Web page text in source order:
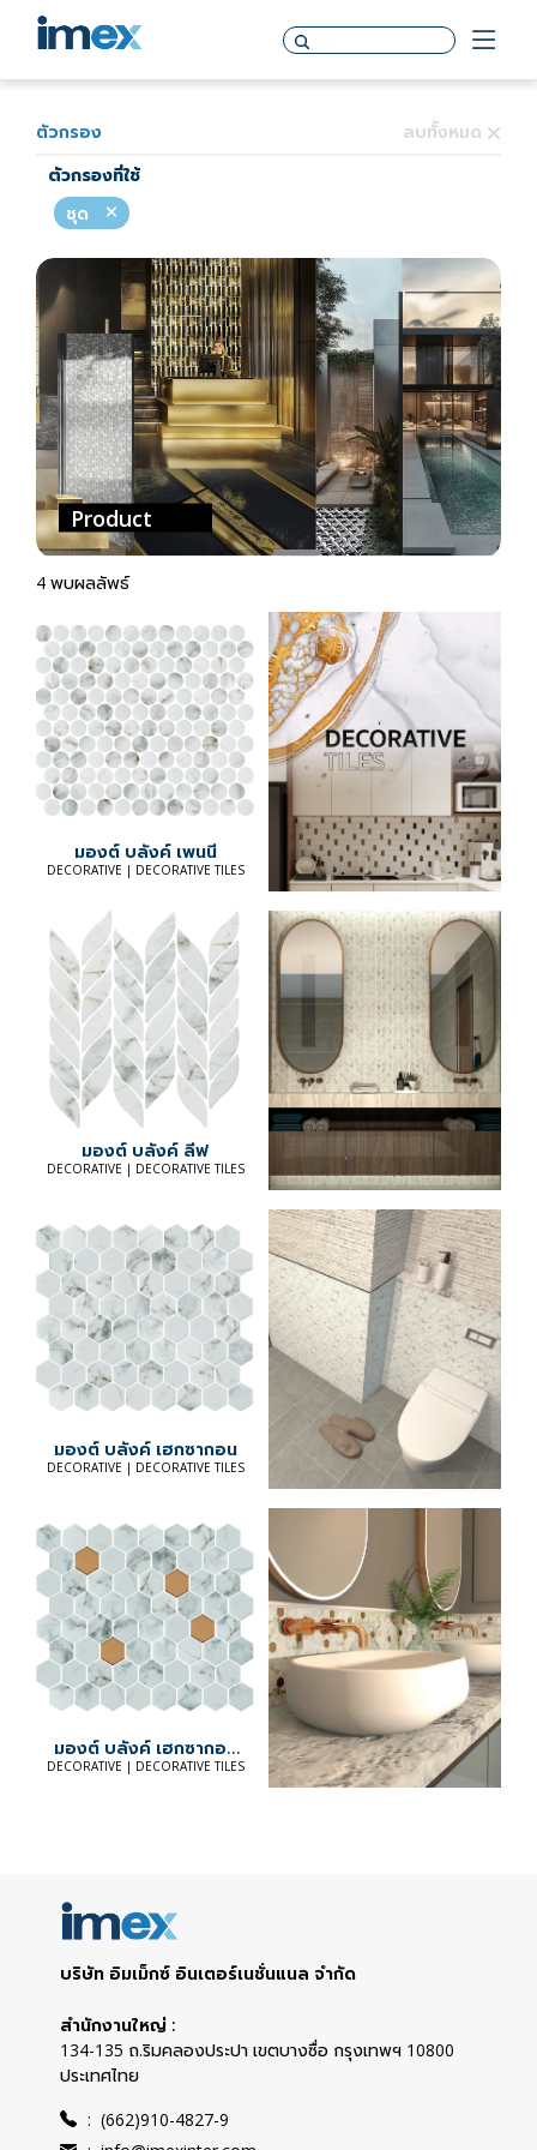
ตัวกรอง
ลบทั้งหมด
ตัวกรองที่ใช้
ชุด
Product
4 พบผลลัพธ์
มองต์ บลังค์ เพนนี
DECORATIVE | DECORATIVE TILES
มองต์ บลังค์ ลีฟ
DECORATIVE | DECORATIVE TILES
มองต์ บลังค์ เฮกซากอน
DECORATIVE | DECORATIVE TILES
มองต์ บลังค์ เฮกซากอน
มิกซ์ คอปเปอร์
DECORATIVE | DECORATIVE TILES
บริษัท อิมเม็กซ์ อินเตอร์เนชั่นแนล จำกัด
สำนักงานใหญ่ :
134-135 ถ.ริมคลองประปา เขตบางซื่อ กรุงเทพฯ 10800
ประเทศไทย
: (662)910-4827-9